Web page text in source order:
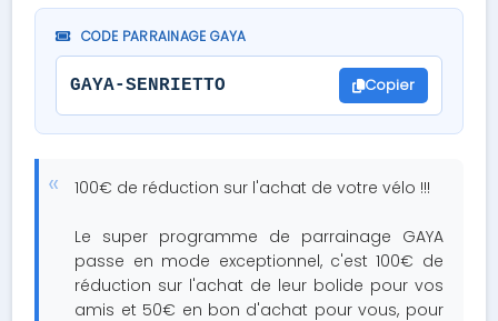
CODE PARRAINAGE GAYA
GAYA-SENRIETTO Copier
100€ de réduction sur l'achat de votre vélo !!!
Le super programme de parrainage GAYA
passe en mode exceptionnel, c'est 100€ de
réduction sur l'achat de leur bolide pour vos
amis et 50€ en bon d'achat pour vous, pour